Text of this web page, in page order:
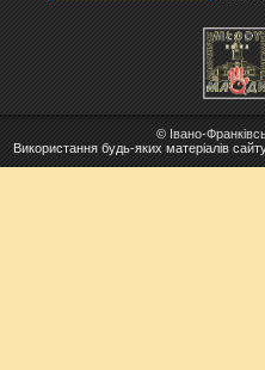
© Івано-
Використання будь-яких матеріалів